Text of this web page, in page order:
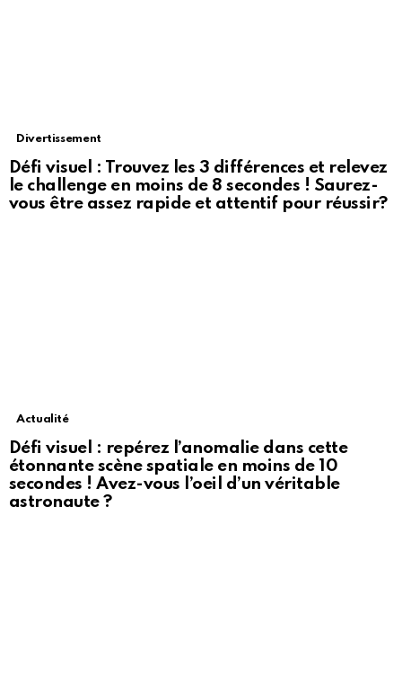
Divertissement
Défi visuel : Trouvez les 3 différences et relevez
le challenge en moins de 8 secondes ! Saurez-
vous être assez rapide et attentif pour réussir?
Actualité
Défi visuel : repérez l’anomalie dans cette
étonnante scène spatiale en moins de 10
secondes ! Avez-vous l’oeil d’un véritable
astronaute ?